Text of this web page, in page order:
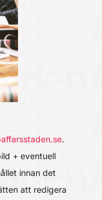
.
+ eventuell
innan det
att redigera